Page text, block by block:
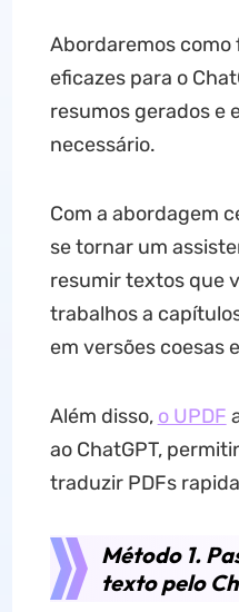
Abordaremos
eficazes para o
resumos gerados e
necessário.
Com a abordagem
se tornar um
resumir textos que
trabalhos a
em versões coesas
Além disso, o UPDF
ao ChatGPT,
traduzir PDFs
Método 1.
texto pelo